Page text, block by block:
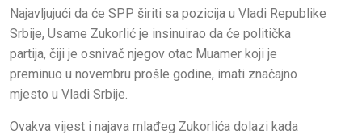
Najavljujući da će SPP širiti sa pozicija u Vladi Republike
Srbije, Usame Zukorlić je insinuirao da će politička
partija, čiji je osnivač njegov otac Muamer koji je
preminuo u novembru prošle godine, imati značajno
mjesto u Vladi Srbije.
Ovakva vijest i najava mlađeg Zukorlića dolazi kada